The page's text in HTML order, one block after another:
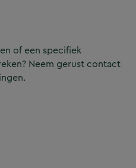
of een specifiek
Neem gerust contact